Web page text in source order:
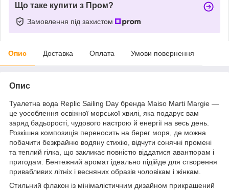
Що таке купити з Пром?
Замовлення під захистом
Опис Доставка Оплата Умови повернення
Опис
Туалетна вода Replic Sailing Day бренда Maiso Marti Margie —
це уособлення освіжної морської хвилі, яка подарує вам
заряд бадьорості, чудового настрою й енергії на весь день.
Розкішна композиція переносить на берег моря, де можна
побачити безкрайню водяну стихію, відчути сонячні промені
та теплий гілка, що закликає повністю віддатися авантюрам і
пригодам. Бентежний аромат ідеально підійде для створення
привабливих літніх і весняних образів чоловікам і жінкам.
Стильний флакон із мінімалістичним дизайном прикрашений